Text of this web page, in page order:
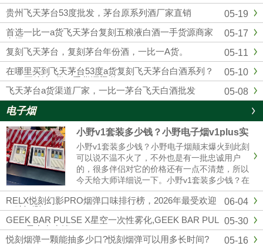
货的老板合作，找白酒批发渠道，一定要选择靠
谱的厂 家，选择我们贵州酱香酒业，绝对可靠。
05-19
贵州飞天茅台53度批发，茅台原系列酒厂家直销
05-17
首选一比一a货飞天茅台复刻五粮液白酒一手货源商家
市场
05-11
复刻飞天茅台，复刻茅台年份酒，一比一A货。
05-10
在哪里买到飞天茅台53度a货复刻飞天茅台白酒系列？
1：1五粮液a货一手货源渠道
05-08
飞天茅台a货渠道厂家，一比一茅台飞天白酒批发
电子烟
小野v1套装多少钱？小野电子烟v1plus实
体店售价
小野v1套装多少钱？小野电子烟颠末爆火到此刻
可以说不温不火了，不外也是有一批忠诚用户
的，很多伴侣对它的价格还有一点不清楚，所以
今天给大师详细说一下。小野v1套装多少钱？在
官方公布的售价来看，小野v1（1主机+3换弹）
299元一套，去小野实体店也是这个价格。微商
的话可能便宜一点，......
06-04
RELX悦刻幻影PRO烟弹口味排行榜，2026年最受欢迎
口味评测
05-30
GEEK BAR PULSE X星空一次性雾化,GEEK BAR PUL
SE X星空多少钱
05-16
悦刻烟弹一颗能抽多少口?悦刻烟弹可以用多长时间?